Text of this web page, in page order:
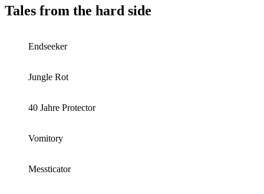
Tales from the hard side
Endseeker
Jungle Rot
40 Jahre Protector
Vomitory
Messticator